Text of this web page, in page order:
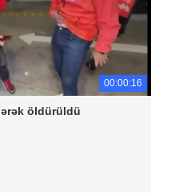
00:00:16
öldürüldü